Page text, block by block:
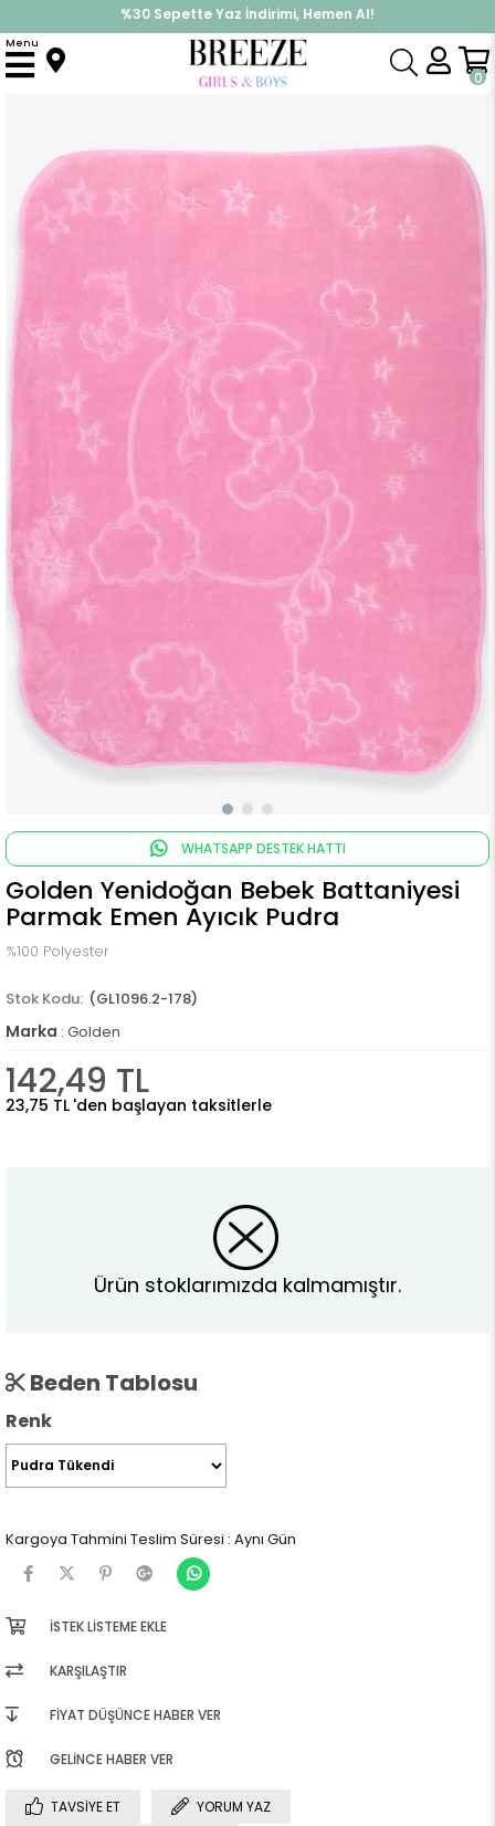
%30 Sepette Yaz İndirimi, Hemen Al!
İndirimlere ek %10 İndirimi Kap, Hemen Üye Ol!
0
Menu
Anasayfa Battaniye
WHATSAPP DESTEK HATTI
Golden Yenidoğan Bebek Battaniyesi
Parmak Emen Ayıcık Pudra
%100 Polyester
(GL1096.2-178)
Marka : Golden
142,49 TL
23,75 TL 'den başlayan taksitlerle
Ürün stoklarımızda kalmamıştır.
Beden Tablosu
Renk
Kargoya Tahmini Teslim Süresi : Aynı Gün
İSTEK LISTEME EKLE
KARŞILAŞTIR
FIYAT DÜŞÜNCE HABER VER
GELINCE HABER VER
TAVSIYE ET
YORUM YAZ